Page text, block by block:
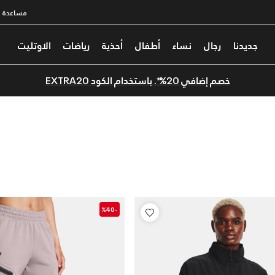
مساعدة
جديدنا رجال نساء أطفال أحذية رياضات الاوتليت
خصم إضافي 20%*. باستخدام الكود EXTRA20
-%40